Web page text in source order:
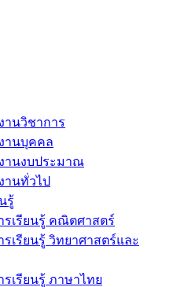
านวิชาการ
านบุคคล
านงบประมาณ
านทั่วไป
รู้
รเรียนรู้ คณิตศาสตร์
เรียนรู้ วิทยาศาสตร์และ
เรียนรู้ ภาษาไทย